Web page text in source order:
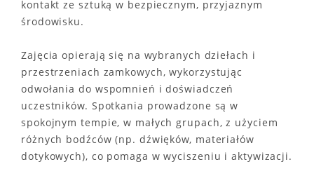
kontakt ze sztuką w bezpiecznym, przyjaznym
środowisku.
Zajęcia opierają się na wybranych dziełach i
przestrzeniach zamkowych, wykorzystując
odwołania do wspomnień i doświadczeń
uczestników. Spotkania prowadzone są w
spokojnym tempie, w małych grupach, z użyciem
różnych bodźców (np. dźwięków, materiałów
dotykowych), co pomaga w wyciszeniu i aktywizacji.